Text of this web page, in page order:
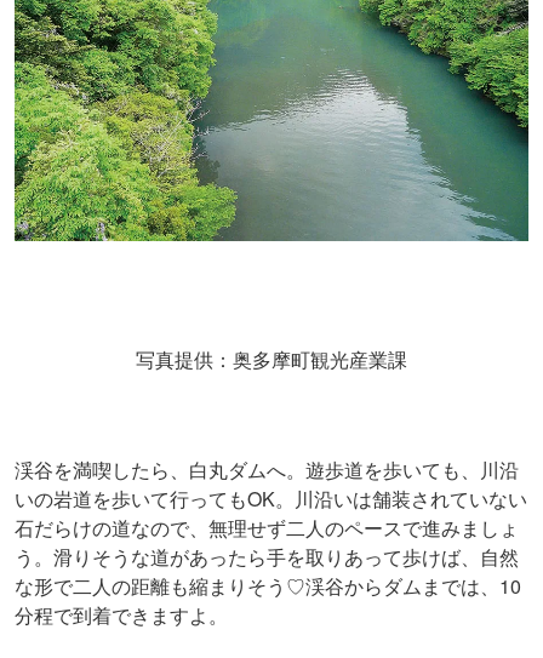
写真提供：奥多摩町観光産業課
渓谷を満喫したら、白丸ダムへ。遊歩道を歩いても、川沿
いの岩道を歩いて行ってもOK。川沿いは舗装されていない
石だらけの道なので、無理せず二人のペースで進みましょ
う。滑りそうな道があったら手を取りあって歩けば、自然
な形で二人の距離も縮まりそう♡渓谷からダムまでは、10
分程で到着できますよ。